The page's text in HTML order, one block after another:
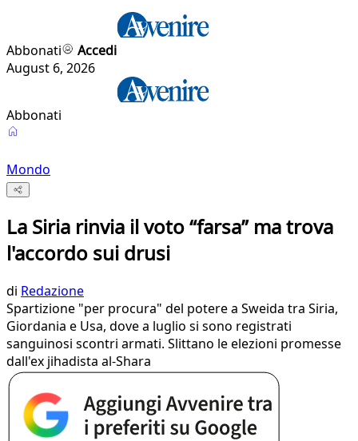
Abbonati
Accedi
August 6, 2026
Abbonati
Mondo
La Siria rinvia il voto “farsa” ma trova
l'accordo sui drusi
di Redazione
Spartizione "per procura" del potere a Sweida tra Siria,
Giordania e Usa, dove a luglio si sono registrati
sanguinosi scontri armati. Slittano le elezioni promesse
dall'ex jihadista al-Shara